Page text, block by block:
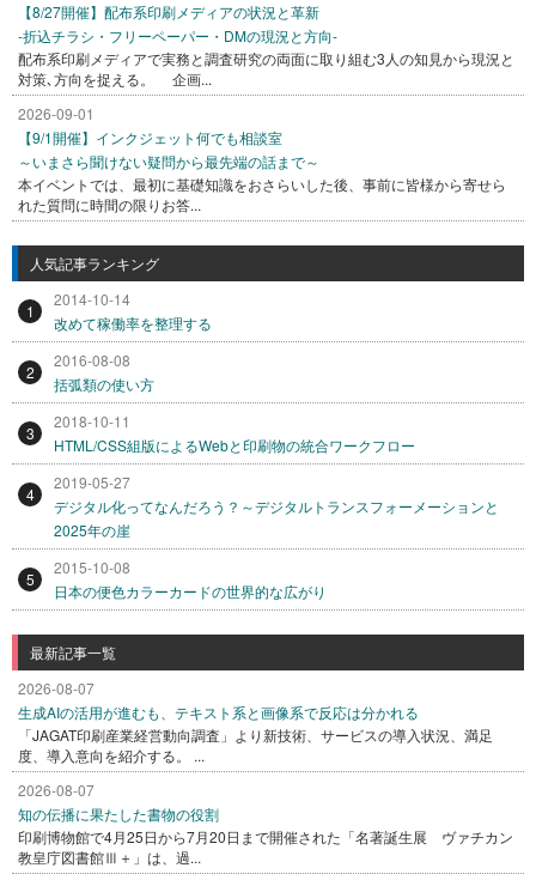
【8/27開催】配布系印刷メディアの状況と革新
-折込チラシ・フリーペーパー・DMの現況と方向-
配布系印刷メディアで実務と調査研究の両面に取り組む3人の知見から現況と
対策､方向を捉える。 企画...
2026-09-01
【9/1開催】インクジェット何でも相談室
～いまさら聞けない疑問から最先端の話まで～
本イベントでは、最初に基礎知識をおさらいした後、事前に皆様から寄せら
れた質問に時間の限りお答...
人気記事ランキング
1
2014-10-14
改めて稼働率を整理する
2
2016-08-08
括弧類の使い方
3
2018-10-11
HTML/CSS組版によるWebと印刷物の統合ワークフロー
4
2019-05-27
デジタル化ってなんだろう？～デジタルトランスフォーメーションと
2025年の崖
5
2015-10-08
日本の便色カラーカードの世界的な広がり
最新記事一覧
2026-08-07
生成AIの活用が進むも、テキスト系と画像系で反応は分かれる
「JAGAT印刷産業経営動向調査」より新技術、サービスの導入状況、満足
度、導入意向を紹介する。 ...
2026-08-07
知の伝播に果たした書物の役割
印刷博物館で4月25日から7月20日まで開催された「名著誕生展 ヴァチカン
教皇庁図書館Ⅲ＋」は、過...